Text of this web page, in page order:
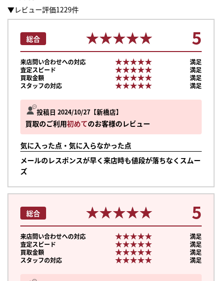
▼レビュー評価1229件
投稿日 2024/10/27 新橋店
買取のご利用初めてのお客様のレビュー
気に入った点・気に入らなかった点
メールのレスポンスが早く来店時も値段が落ちなくスムー
ズ
総合 ★★★★★
★★★★★ 5
来店問い合わせへの対応 ★★★★★
★★★★★
満足
査定スピード
★★★★★
★★★★★
満足
買取金額
★★★★★
★★★★★
満足
スタッフの対応
★★★★★
★★★★★ 満足
総合 ★★★★★
★★★★★ 5
来店問い合わせへの対応 ★★★★★
★★★★★
満足
査定スピード
★★★★★
★★★★★
満足
買取金額
★★★★★
★★★★★
満足
スタッフの対応
★★★★★
★★★★★ 満足